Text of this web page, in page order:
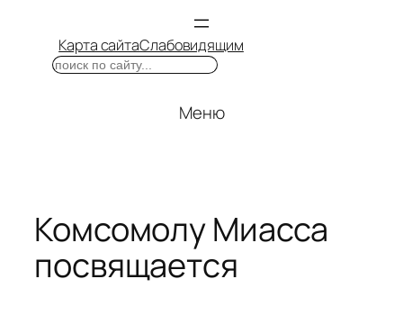
Карта сайтаСлабовидящим
Поиск
Меню
Комсомолу Миасса
посвящается